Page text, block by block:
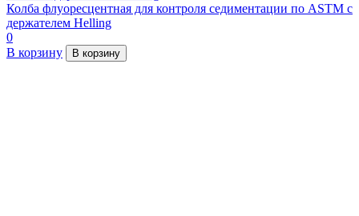
Колба флуоресцентная для контроля седиментации по ASTM с
держателем Helling
0
В корзину
В корзину